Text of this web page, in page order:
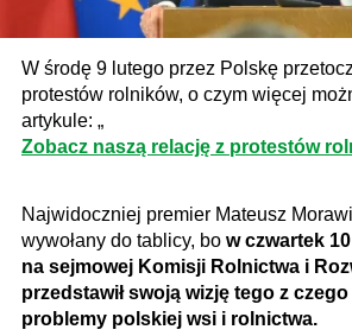
W środę 9 lutego przez Polskę
protestów rolników, o czym więcej
artykule: „
Zobacz naszą relację z protestów
Najwidoczniej premier Mateusz
wywołany do tablicy, bo w czwartek
na sejmowej Komisji Rolnictwa i
przedstawił swoją wizję tego z
problemy polskiej wsi i rolnictwa.